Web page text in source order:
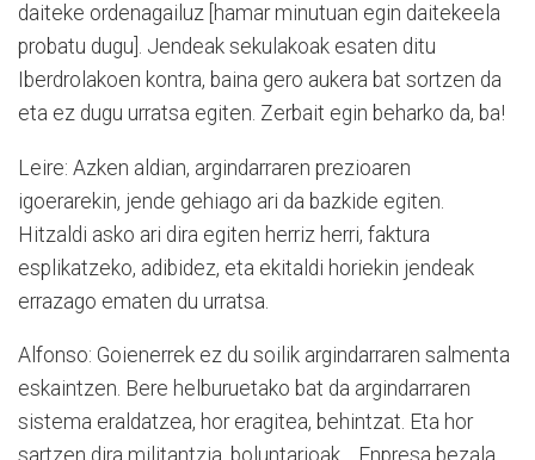
daiteke ordenagailuz [hamar minutuan egin daitekeela
probatu dugu]. Jendeak sekulakoak esaten ditu
Iberdrolakoen kontra, baina gero aukera bat sortzen da
eta ez dugu urratsa egiten. Zerbait egin beharko da, ba!
Leire: Azken aldian, argindarraren prezioaren
igoerarekin, jende gehiago ari da bazkide egiten.
Hitzaldi asko ari dira egiten herriz herri, faktura
esplikatzeko, adibidez, eta ekitaldi horiekin jendeak
errazago ematen du urratsa.
Alfonso: Goienerrek ez du soilik argindarraren salmenta
eskaintzen. Bere helburuetako bat da argindarraren
sistema eraldatzea, hor eragitea, behintzat. Eta hor